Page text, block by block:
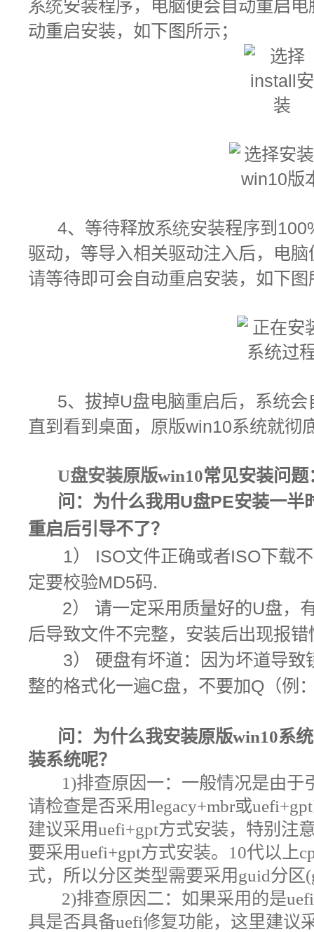
系统安装程序，电脑便会自动重启
动重启安装，如下图所示；
4、 等待释放系统安装程序到
驱动，等导入相关驱动注入后， 电
请等待即可会自动重启安装，如下图
5、拔掉U盘电脑重启后，系统
直到看到桌面，原版win10系统就彻
U盘安装原版win10常见安装问题
问： 为什么我用U盘PE安装一半
重启后引导不了？
1） ISO文件正确或者ISO下载
定要校验MD5码.
2） 请一定采用质量好的U盘，
后导致文件不完整，安装后出现报错
3） 硬盘有坏道：因为坏道导致
整的格式化一遍C盘，不要加Q（例
问：为什么我安装原版win10系
装系统呢？
1)排查原因一： 一般情况是由于
请检查是否采用legacy+mbr或
建议采用uefi+gpt方式安装，特别注
要采用uefi+gpt方式安装。10代以上
式，所以分区类型需要采用guid分区
2)排查原因二：如果采用的是
具是否具备uefi修复功能，这里建议